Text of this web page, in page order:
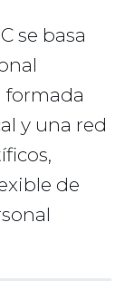
se basa
formada
y una red
de